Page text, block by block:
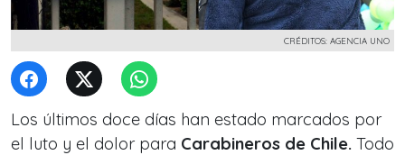
CRÉDITOS: AGENCIA UNO
Los últimos doce días han estado marcados por
el luto y el dolor para Carabineros de Chile. Todo